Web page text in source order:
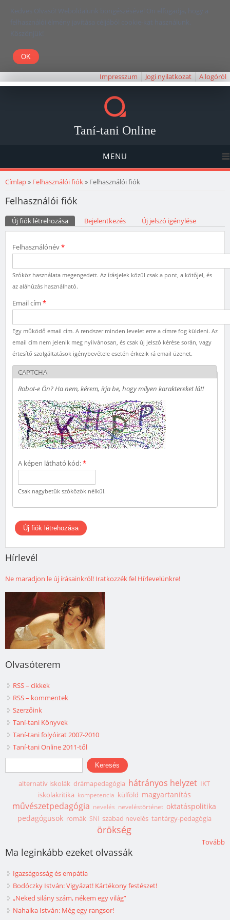
Kedves Olvasó! Weboldalunk böngészésével Ön elfogadja, hogy a
felhasználói élmény javítása céljából cookie-kat használunk.
Köszönjük!
Impresszum Jogi nyilatkozat A logóról
Taní-tani Online
MENU
Jelenlegi hely
Címlap» Felhasználói fiók» Felhasználói fiók
Felhasználói fiók
Elsődleges fülek
Új fiók létrehozása (aktív fül)Bejelentkezés Új jelszó igénylése
Felhasználónév*
Szóköz használata megengedett. Az írásjelek közül csak a pont, a kötőjel, és
az aláhúzás használható.
Email cím *
Egy működő email cím. A rendszer minden levelet erre a címre fog küldeni. Az
email cím nem jelenik meg nyilvánosan, és csak új jelszó kérése során, vagy
értesítő szolgáltatások igénybevétele esetén érkezik rá email üzenet.
CAPTCHA
Robot-e Ön? Ha nem, kérem, írja be, hogy milyen karaktereket lát!
A képen látható kód:*
Csak nagybetűk szóközök nélkül.
Hírlevél
Ne maradjon le új írásainkról! Iratkozzék fel Hírlevelünkre!
Olvasóterem
RSS – cikkek
RSS – kommentek
Szerzőink
Taní-tani Könyvek
Taní-tani folyóirat 2007-2010
Taní-tani Online 2011-től
Keresés űrlap
Keresés
alternatív iskolák drámapedagógia hátrányos helyzet IKT
iskolakritika kompetencia külföld magyartanítás
művészetpedagógia nevelés neveléstörténet oktatáspolitika
pedagógusok romák SNI szabad nevelés tantárgy-pedagógia
örökség
Tovább
Ma leginkább ezeket olvassák
Igazságosság és empátia
Bodóczky István: Vigyázat! Kártékony festészet!
„Neked silány szám, nékem egy világ”
Nahalka István: Még egy rangsor!